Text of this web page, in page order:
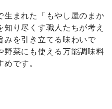
生まれた「もやし屋のまか
り尽くす職人たちが考え
みを引き立てる味わいで
野菜にも使える万能調味料
です。